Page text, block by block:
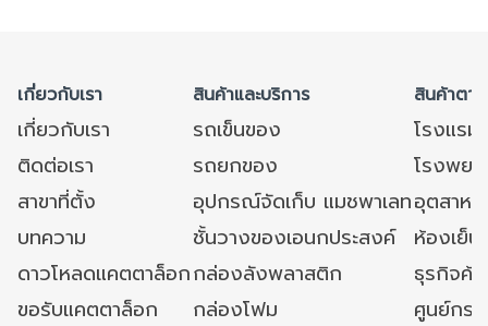
เกี่ยวกับเรา สินค้าและบริการ สินค้าตา
เกี่ยวกับเรา รถเข็นของ
โรงแร
ติดต่อเรา
รถยกของ
โรงพย
สาขาที่ตั้ง
อุปกรณ์จัดเก็บ แมชพาเลทอุตสาหก
บทความ
ชั้นวางของเอนกประสงค์
ห้องเย็
ดาวโหลดแคตตาล็อกกล่องลังพลาสติก
ธุรกิจค้
ขอรับแคตตาล็อก
กล่องโฟม
ศูนย์กร